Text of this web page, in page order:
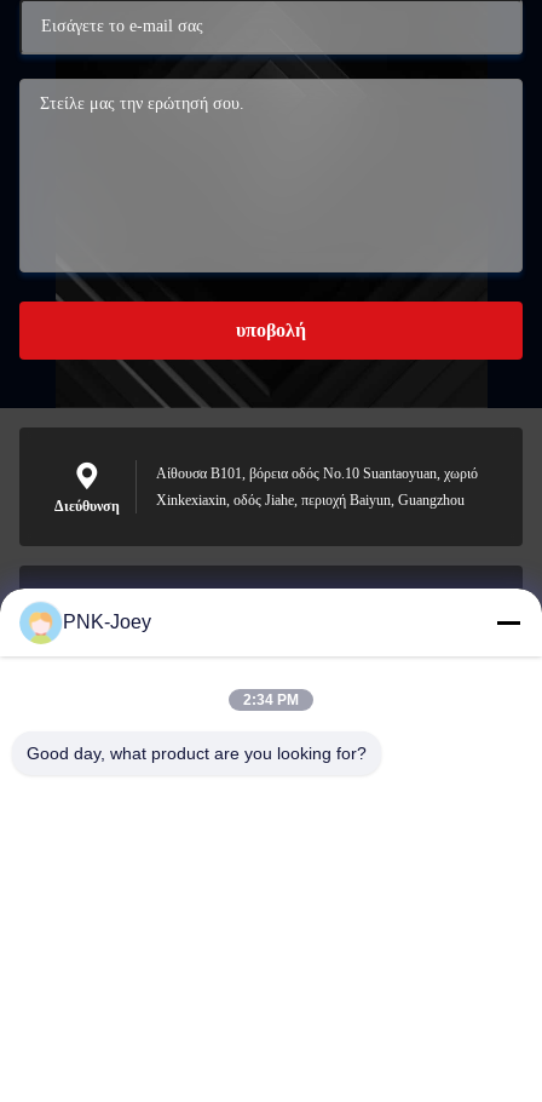
υποβολή
Διεύθυνση
Αίθουσα B101, βόρεια οδός No.10 Suantaoyuan, χωριό
Xinkexiaxin, οδός Jiahe, περιοχή Baiyun, Guangzhou
Ηλεκτρονικό
008613580404923
PNK-Joey
2:34 PM
Good day, what product are you looking for?